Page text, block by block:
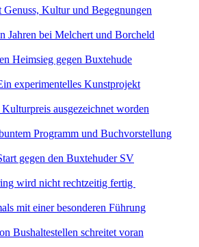
Kultur und Begegnungen
Jahren bei Melchert und Borcheld
Heimsieg gegen Buxtehude
experimentelles Kunstprojekt
ausgezeichnet worden
Programm und Buchvorstellung
gegen den Buxtehuder SV
wird nicht rechtzeitig fertig
mit einer besonderen Führung
Bushaltestellen schreitet voran